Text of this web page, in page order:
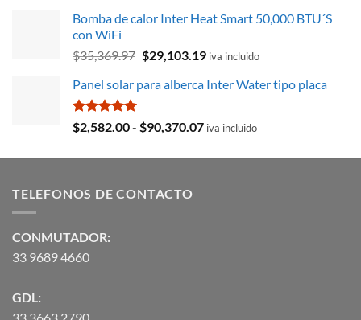
era:
es:
Bomba de calor Inter Heat Smart 50,000 BTU´S
con WiFi
$35,369.97 El
original
$35,369.97.
$29,103.19El
actual
$29,103.19.
iva incluido
Panel solar para alberca Inter Water tipo placa
Valorado
con
$2,582.00- $90,370.07Rango
precios:
iva incluido
TELEFONOS DE CONTACTO
CONMUTADOR:
33 9689 4660
GDL: